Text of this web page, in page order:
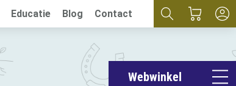
Educatie Blog Contact
Webwinkel